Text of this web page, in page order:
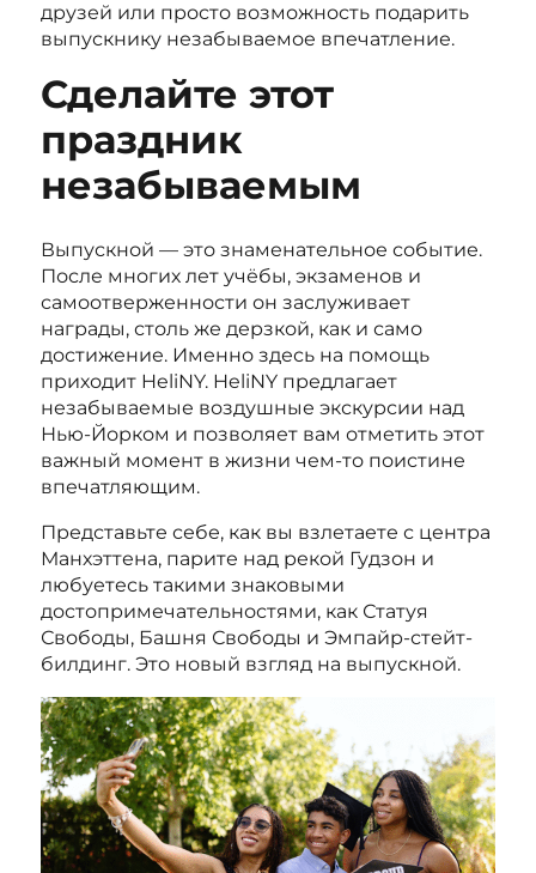
друзей или просто возможность подарить
выпускнику незабываемое впечатление.
Сделайте этот
праздник
незабываемым
Выпускной — это знаменательное событие.
После многих лет учёбы, экзаменов и
самоотверженности он заслуживает
награды, столь же дерзкой, как и само
достижение. Именно здесь на помощь
приходит HeliNY. HeliNY предлагает
незабываемые воздушные экскурсии над
Нью-Йорком и позволяет вам отметить этот
важный момент в жизни чем-то поистине
впечатляющим.
Представьте себе, как вы взлетаете с центра
Манхэттена, парите над рекой Гудзон и
любуетесь такими знаковыми
достопримечательностями, как Статуя
Свободы, Башня Свободы и Эмпайр-стейт-
билдинг. Это новый взгляд на выпускной.